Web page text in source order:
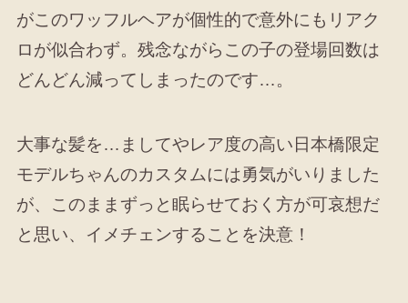
がこのワッフルヘアが個性的で意外にもリアク
ロが似合わず。残念ながらこの子の登場回数は
どんどん減ってしまったのです…。
大事な髪を…ましてやレア度の高い日本橋限定
モデルちゃんのカスタムには勇気がいりました
が、このままずっと眠らせておく方が可哀想だ
と思い、イメチェンすることを決意！